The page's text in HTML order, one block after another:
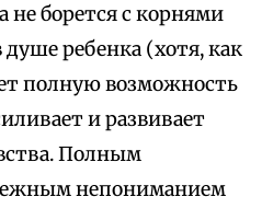
борется с корнями
ребенка (хотя, как
полную возможность
и развивает
Полным
непониманием